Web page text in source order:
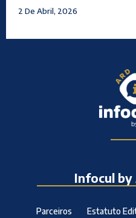
2 De Abril, 2026
Infocul by
Parceiros Estatuto